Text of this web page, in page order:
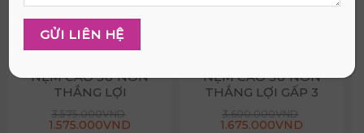
NỆM CAO SU NON
THẮNG LỢI
3.575.000VND
1.575.000VND
NỆM CAO SU NON
THẮNG LỢI GẤP 3
3.600.000VND
1.675.000VND